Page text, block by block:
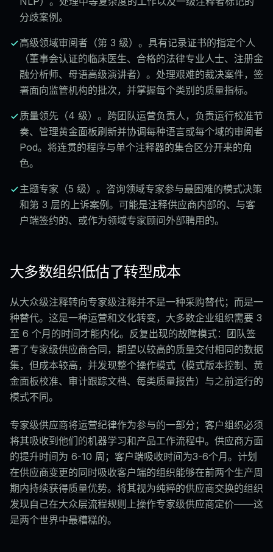
分歧案例。
高级领域审阅者（第 3 级）。具有记录证书的指定个人
（董事会认证的临床医生、合格的法律专业人士、注册金
融分析师、母语高级演讲者）。处理艰难的裁决案件，签
署面向监管机构的批次，并掌握每个类别的质量指标。
质量领先（4 级）。跨团队运营负责人，负责运行校准节
奏、管理黄金面板刷新并协调每种语言或每个域的审阅者
Pod。将连贯的程序与单个注释器的集合区分开来的角
色。
主题专家（5 级）。咨询领域专家参与最困难的模式决策
和第 3 层的上诉案例。可能是注释供应商内部的、与客
户端签约的、或作为领域专家顾问外部聘用的。
大多数组织低估了转型成本
从大众级注释转向专家级注释并不是一种采购替代；而是一
种替代。这是一种运营和文化转变，大多数企业组织需要 3
至 6 个月的时间才能内化。反复出现的故障模式：团队签
署了专家级供应商合同，期望以较高的质量交付相同的数据
集，但成本较高，并发现整个操作模式（模式版本控制、黄
金面板校准、审计跟踪文档、每类质量报告）与之前运行的
模式不同。
专家级供应商将运营纪律作为参与的一部分；客户组织必须
将其吸收到他们的机器学习和产品工作流程中。供应商方面
的提升时间为 6-10 周；客户端吸收时间为3-6个月。计划
在供应商变更的同时吸收客户端的组织能够在前两个生产周
期内持续获得质量优势。将其视为纯粹的供应商交换的组织
发现自己在大众层流程规则上操作专家级供应商定价——这
是两个世界中最糟糕的。